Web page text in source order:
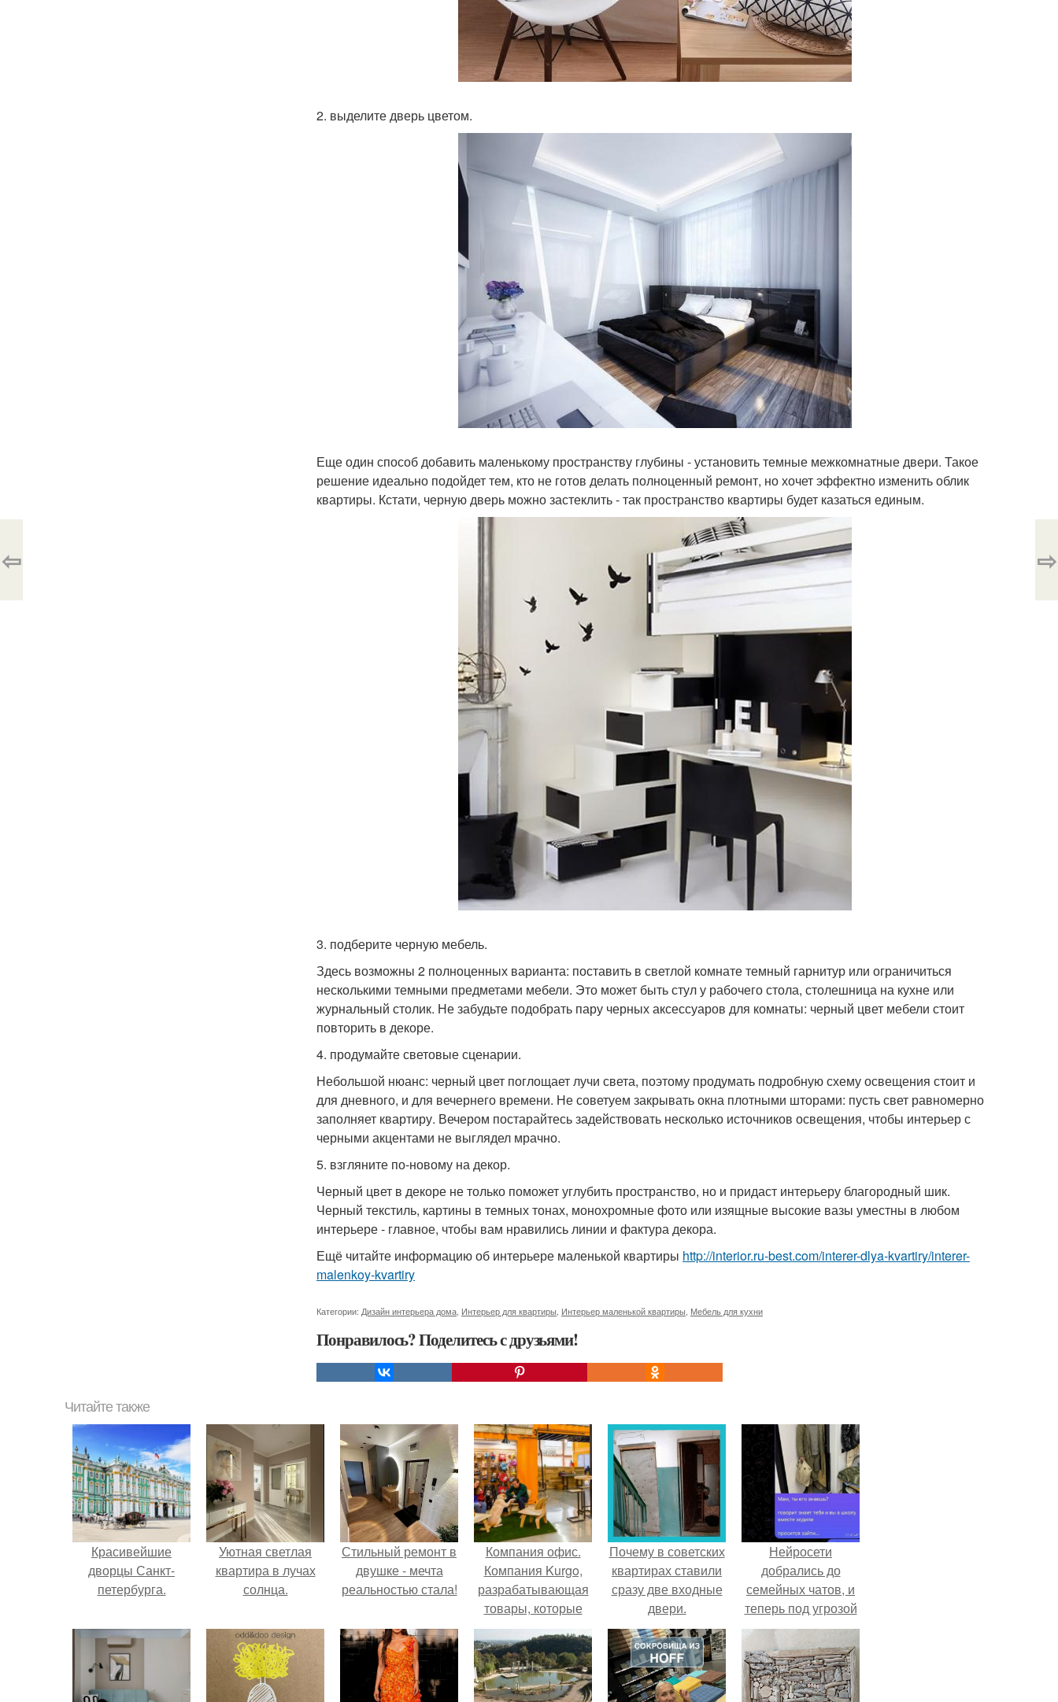
2. выделите дверь цветом.
Еще один способ добавить маленькому пространству глубины - установить темные межкомнатные двери. Такое
решение идеально подойдет тем, кто не готов делать полноценный ремонт, но хочет эффектно изменить облик
квартиры. Кстати, черную дверь можно застеклить - так пространство квартиры будет казаться единым.
3. подберите черную мебель.
Здесь возможны 2 полноценных варианта: поставить в светлой комнате темный гарнитур или ограничиться
несколькими темными предметами мебели. Это может быть стул у рабочего стола, столешница на кухне или
журнальный столик. Не забудьте подобрать пару черных аксессуаров для комнаты: черный цвет мебели стоит
повторить в декоре.
4. продумайте световые сценарии.
Небольшой нюанс: черный цвет поглощает лучи света, поэтому продумать подробную схему освещения стоит и
для дневного, и для вечернего времени. Не советуем закрывать окна плотными шторами: пусть свет равномерно
заполняет квартиру. Вечером постарайтесь задействовать несколько источников освещения, чтобы интерьер с
черными акцентами не выглядел мрачно.
5. взгляните по-новому на декор.
Черный цвет в декоре не только поможет углубить пространство, но и придаст интерьеру благородный шик.
Черный текстиль, картины в темных тонах, монохромные фото или изящные высокие вазы уместны в любом
интерьере - главное, чтобы вам нравились линии и фактура декора.
Ещё читайте информацию об интерьере маленькой квартиры http://interior.ru-best.com/interer-dlya-kvartiry/interer-
malenkoy-kvartiry
Категории: Дизайн интерьера дома Интерьер для квартиры Интерьер маленькой квартиры Мебель для кухни
Понравилось? Поделитесь с друзьями!
⇦ ⇨
Читайте также
Красивейшие
дворцы Санкт-
петербурга.
Уютная светлая
квартира в лучах
солнца.
Стильный ремонт в
двушке - мечта
реальностью стала!
Компания офис.
Компания Kurgo,
разрабатывающая
товары, которые
делают комфортней
путешествия для
собак, имеет самый
дружелюбный к
Почему в советских
квартирах ставили
сразу две входные
двери.
Нейросети
добрались до
семейных чатов, и
теперь под угрозой
мамины нервы.